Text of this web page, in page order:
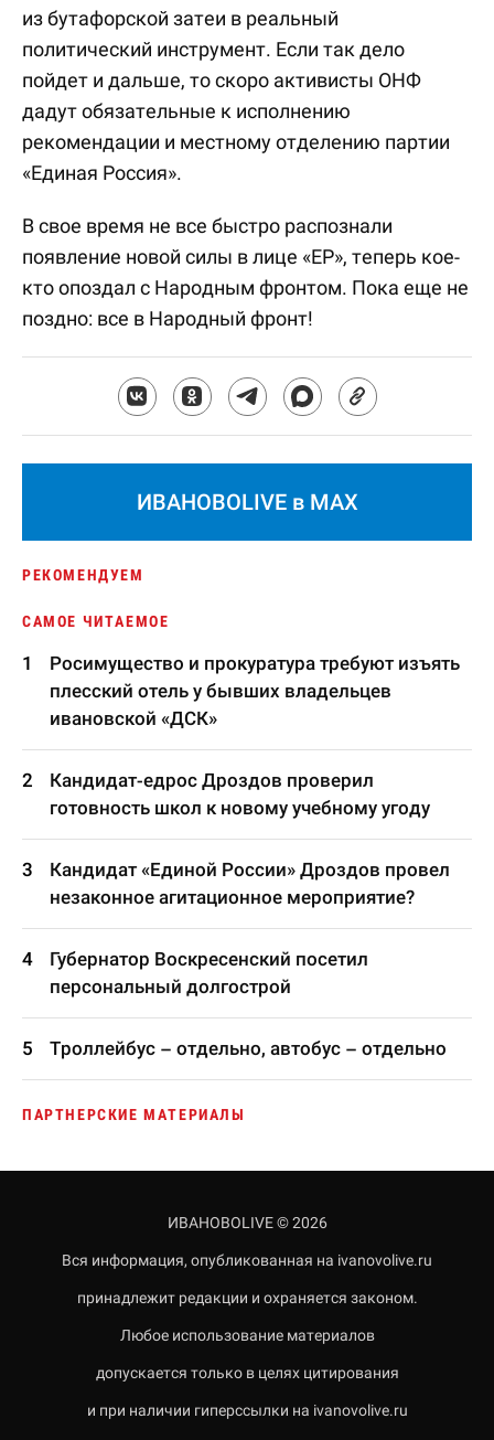
из бутафорской затеи в реальный
политический инструмент. Если так дело
пойдет и дальше, то скоро активисты ОНФ
дадут обязательные к исполнению
рекомендации и местному отделению партии
«Единая Россия».
В свое время не все быстро распознали
появление новой силы в лице «ЕР», теперь кое-
кто опоздал с Народным фронтом. Пока еще не
поздно: все в Народный фронт!
ИВАНОВОLIVE в MAX
РЕКОМЕНДУЕМ
САМОЕ ЧИТАЕМОЕ
Росимущество и прокуратура требуют изъять
плесский отель у бывших владельцев
ивановской «ДСК»
Кандидат-едрос Дроздов проверил
готовность школ к новому учебному угоду
Кандидат «Единой России» Дроздов провел
незаконное агитационное мероприятие?
Губернатор Воскресенский посетил
персональный долгострой
Троллейбус – отдельно, автобус – отдельно
ПАРТНЕРСКИЕ МАТЕРИАЛЫ
ИВАНОВОLIVE © 2026
Вся информация, опубликованная на ivanovolive.ru
принадлежит редакции и охраняется законом.
Любое использование материалов
допускается только в целях цитирования
и при наличии гиперссылки на ivanovolive.ru